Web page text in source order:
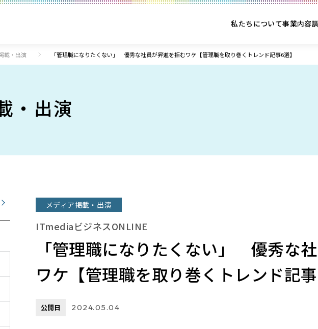
私たちについて事業内容
載・出演 「管理職になりたくない」 優秀な社員が昇進を拒むワケ【管理職を取り巻くトレンド記事6選】
・出演
メディア掲載・出演
ITmediaビジネスONLINE
「管理職になりたくない」 優秀な
ワケ【管理職を取り巻くトレンド記
公開日 2024.05.04